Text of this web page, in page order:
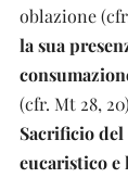
oblazione (cfr.
la sua
(cfr. Mt 28,
Sacrificio
eucaristico e